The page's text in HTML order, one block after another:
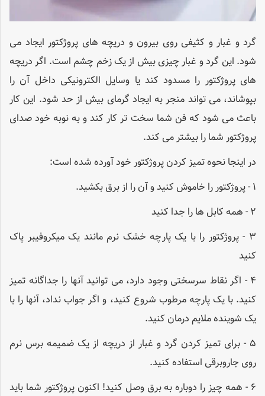
گرد و غبار و کثیفی روی بیرون و دریچه های پروژکتور ایجاد می
شود. این گرد و غبار چیزی بیش از یک زخم چشم است. اگر دریچه
های پروژکتور را مسدود کند یا وسایل الکترونیکی داخل آن را
بپوشاند، می تواند منجر به ایجاد گرمای بیش از حد شود. این کار
باعث می شود که فن شما سخت تر کار کند و به نوبه خود صدای
پروژکتور شما را بیشتر می کند.
در اینجا نحوه تمیز کردن پروژکتور خود آورده شده است:
۱ - پروژکتور را خاموش کنید و آن را از برق بکشید.
۲ - همه کابل ها را جدا کنید
۳ - پروژکتور را با یک پارچه خشک نرم مانند یک میکروفیبر پاک
کنید
۴ - اگر نقاط سرسختی وجود دارد، می توانید آنها را جداگانه تمیز
کنید. با یک پارچه مرطوب شروع کنید، و اگر جواب نداد، آنها را با
یک شوینده ملایم درمان کنید.
۵ - برای تمیز کردن گرد و غبار از دریچه از یک ضمیمه برس نرم
روی جاروبرقی استفاده کنید.
۶ - همه چیز را دوباره به برق وصل کنید! اکنون پروژکتور شما باید